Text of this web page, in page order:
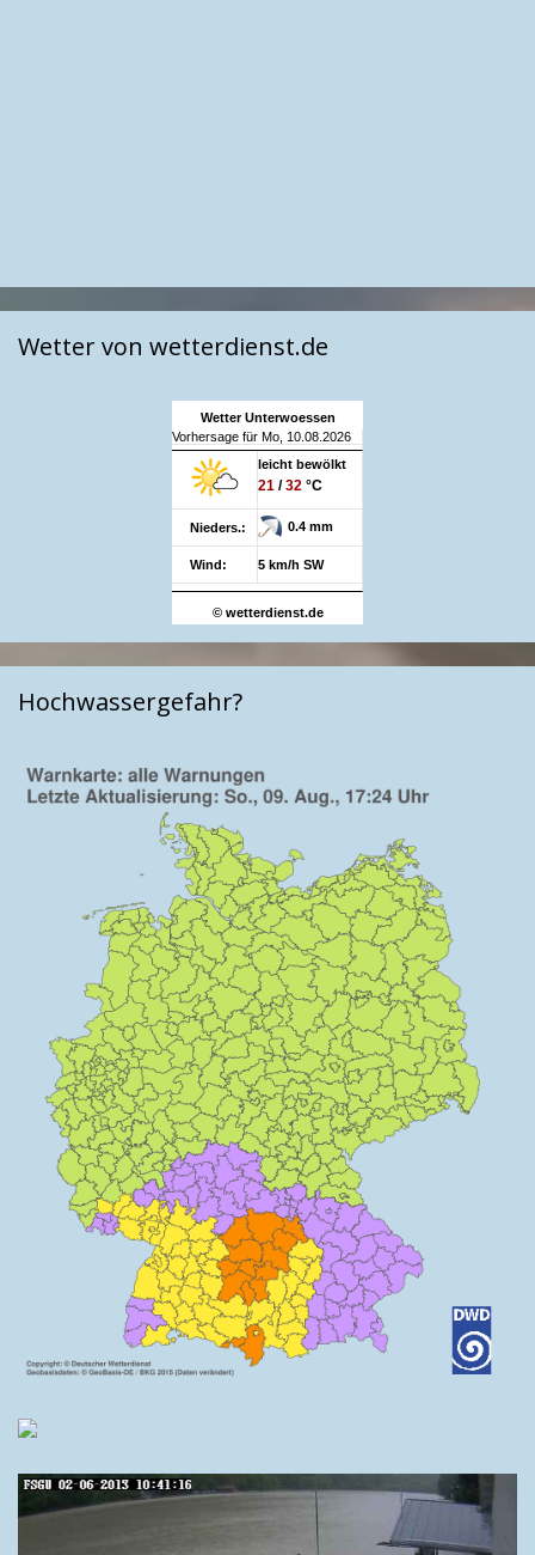
Wetter von wetterdienst.de
Wetter Unterwoessen
Vorhersage für Mo, 10.08.2026
leicht bewölkt
21 /32 °C
Nieders.: 0.4 mm
Wind: 5 km/h SW
© wetterdienst.de
Hochwassergefahr?